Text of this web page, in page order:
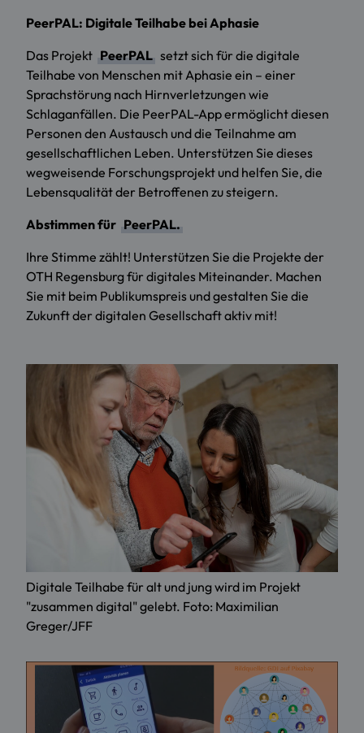
PeerPAL: Digitale Teilhabe bei Aphasie
Das Projekt PeerPAL setzt sich für die digitale
Teilhabe von Menschen mit Aphasie ein – einer
Sprachstörung nach Hirnverletzungen wie
Schlaganfällen. Die PeerPAL-App ermöglicht diesen
Personen den Austausch und die Teilnahme am
gesellschaftlichen Leben. Unterstützen Sie dieses
wegweisende Forschungsprojekt und helfen Sie, die
Lebensqualität der Betroffenen zu steigern.
Abstimmen für PeerPAL.
Ihre Stimme zählt! Unterstützen Sie die Projekte der
OTH Regensburg für digitales Miteinander. Machen
Sie mit beim Publikumspreis und gestalten Sie die
Zukunft der digitalen Gesellschaft aktiv mit!
Digitale Teilhabe für alt und jung wird im Projekt
"zusammen digital" gelebt. Foto: Maximilian
Greger/JFF